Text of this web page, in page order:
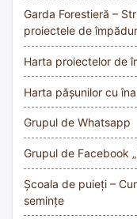
Garda Forestieră –
proiectele de
Harta proiectelor de
Harta pășunilor cu
Grupul de Whatsapp
Grupul de Facebook
Școala de puieți –
semințe